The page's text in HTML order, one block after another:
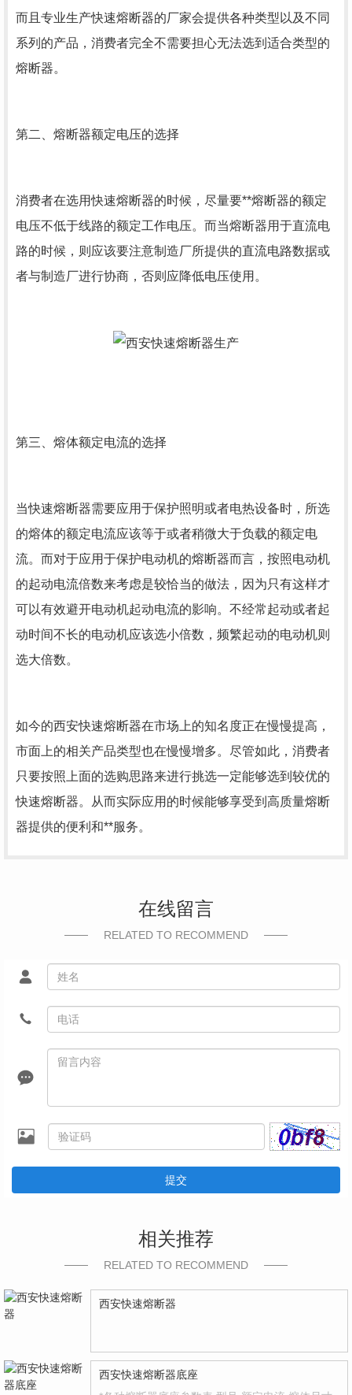
而且专业生产快速熔断器的厂家会提供各种类型以及不同
系列的产品，消费者完全不需要担心无法选到适合类型的
熔断器。
第二、熔断器额定电压的选择
消费者在选用快速熔断器的时候，尽量要**熔断器的额定
电压不低于线路的额定工作电压。而当熔断器用于直流电
路的时候，则应该要注意制造厂所提供的直流电路数据或
者与制造厂进行协商，否则应降低电压使用。
第三、熔体额定电流的选择
当快速熔断器需要应用于保护照明或者电热设备时，所选
的熔体的额定电流应该等于或者稍微大于负载的额定电
流。而对于应用于保护电动机的熔断器而言，按照电动机
的起动电流倍数来考虑是较恰当的做法，因为只有这样才
可以有效避开电动机起动电流的影响。不经常起动或者起
动时间不长的电动机应该选小倍数，频繁起动的电动机则
选大倍数。
如今的西安快速熔断器在市场上的知名度正在慢慢提高，
市面上的相关产品类型也在慢慢增多。尽管如此，消费者
只要按照上面的选购思路来进行挑选一定能够选到较优的
快速熔断器。从而实际应用的时候能够享受到高质量熔断
器提供的便利和**服务。
在线留言
RELATED TO RECOMMEND
提交
相关推荐
RELATED TO RECOMMEND
西安快速熔断器
西安快速熔断器底座